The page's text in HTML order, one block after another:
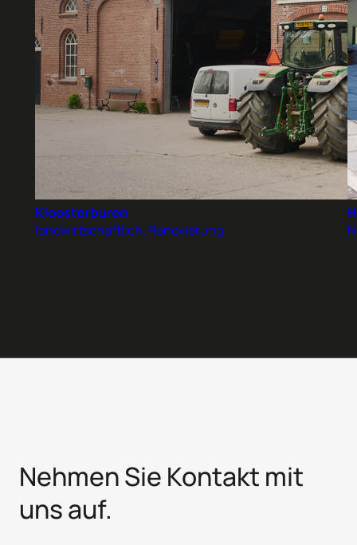
Kloosterburen
landwirtschaftlich, Renovierung
Nehmen Sie Kontakt mit
uns auf.